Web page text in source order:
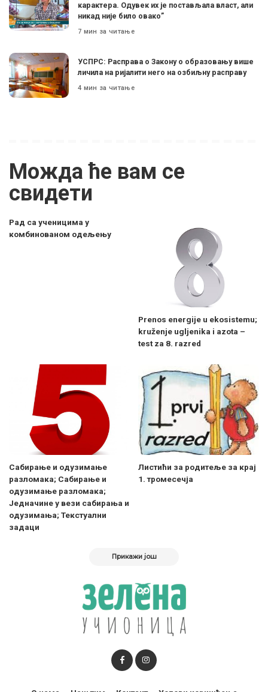
карактера. Одувек их је постављала власт, али
никад није било овако”
7 мин за читање
УСПРС: Расправа о Закону о образовању више
личила на ријалити него на озбиљну расправу
4 мин за читање
Можда ће вам се
свидети
Рад са ученицима у
комбинованом одељењу
Prenos energije u ekosistemu;
kruženje ugljenika i azota –
test za 8. razred
Сабирање и одузимање
разломака; Сабирање и
одузимање разломака;
Једначине у вези сабирања и
одузимања; Текстуални
задаци
Листићи за родитеље за крај
1. тромесечја
Прикажи још